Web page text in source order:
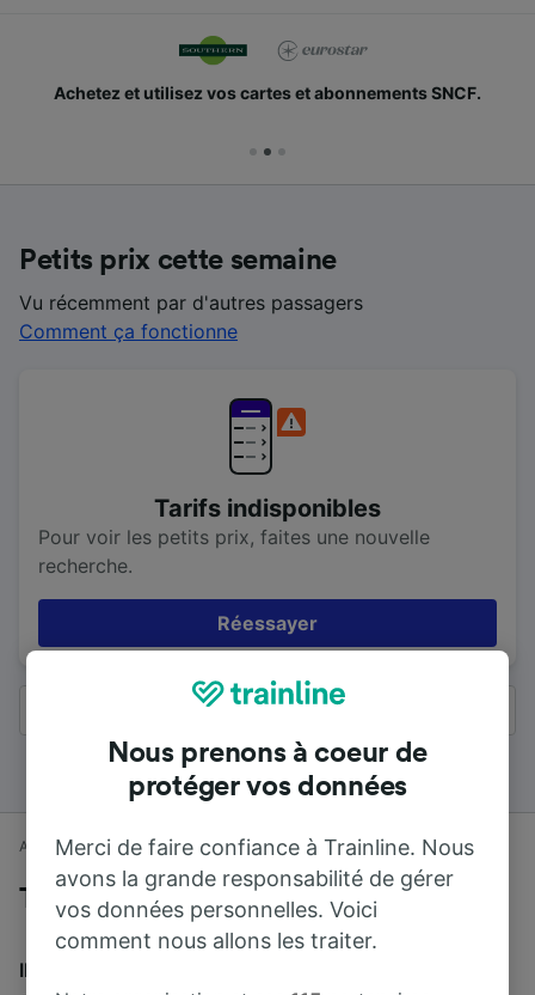
Achetez et utilisez vos cartes et abonnements SNCF.
Petits prix cette semaine
Vu récemment par d'autres passagers
Comment ça fonctionne
Tarifs indisponibles
Pour voir les petits prix, faites une nouvelle
recherche.
Réessayer
Tous les résultats
Accueil Horaires train Southampton à Brighton
Trains de Southampton à Brighton
Il faut en moyenne 1 h 47 min pour parcourir en train la
Nous prenons à coeur de
protéger vos données
Merci de faire confiance à Trainline. Nous
avons la grande responsabilité de gérer
vos données personnelles. Voici
comment nous allons les traiter.